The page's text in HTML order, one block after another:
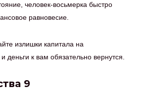
человек-восьмерка быстро
равновесие.
излишки капитала на
деньги к вам обязательно вернутся.
9